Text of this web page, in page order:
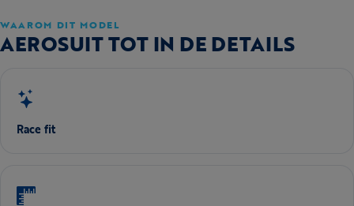
WAAROM DIT MODEL
AEROSUIT TOT IN DE DETAILS
Race fit